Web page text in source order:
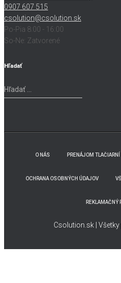
0907 607 515
csolution@csolution.sk
Po-Pia 8:00 - 16:00
So-Ne: Zatvorené
Hľadať
H
ľ
a
Hľadať …
O NÁS PRENÁJOM TLAČIARNÍ
OCHRANA OSOBNÝCH ÚDAJOV
REKLAMAČNÝ
Csolution.sk | Všetky